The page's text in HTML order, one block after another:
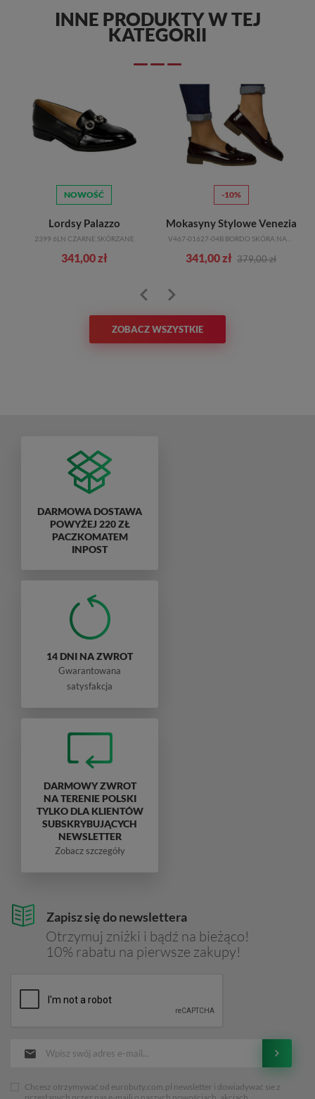
INNE PRODUKTY W TEJ
KATEGORII
NOWOŚĆ
Lordsy Palazzo
2399 6LN CZARNE SKÓRZANE
341,00 zł
-10%
Mokasyny Stylowe Venezia
V467-01627-04B BORDO SKÓRA NATURALNA
341,00 zł 379,00 zł
ZOBACZ WSZYSTKIE
Zapisz się do newslettera
Otrzymuj zniżki i bądź na bieżąco!
10% rabatu na pierwsze zakupy!
Chcesz otrzymywać od eurobuty.com.pl newsletter i dowiadywać sie z
DARMOWA DOSTAWA
POWYŻEJ 220 ZŁ
PACZKOMATEM
INPOST
14 DNI NA ZWROT
Gwarantowana
satysfakcja
DARMOWY ZWROT
NA TERENIE POLSKI
TYLKO DLA KLIENTÓW
SUBSKRYBUJĄCYCH
NEWSLETTER
Zobacz szczegóły